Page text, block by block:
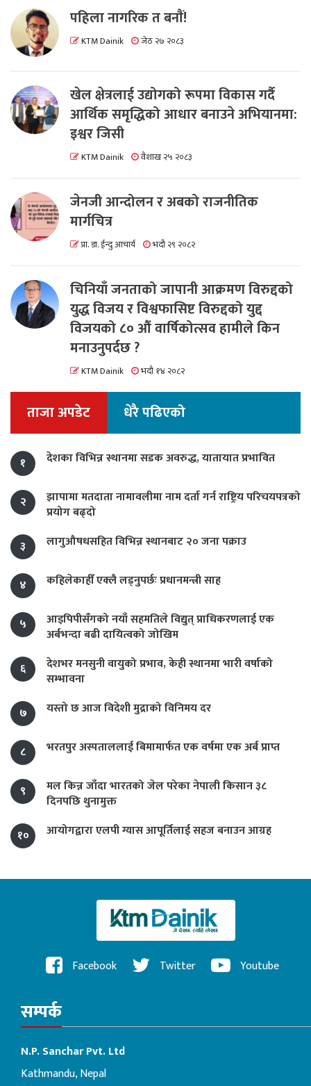
पहिला नागरिक त बनाैं!
KTM Dainik जेठ २७ २०८३
खेल क्षेत्रलाई उद्योगको रूपमा विकास गर्दै
आर्थिक समृद्धिको आधार बनाउने अभियानमा:
इश्वर जिसी
KTM Dainik वैशाख २५ २०८३
जेनजी आन्दोलन र अबको राजनीतिक
मार्गचित्र
प्रा. डा. ईन्दु आचार्य भदौ २९ २०८२
चिनियाँ जनताको जापानी आक्रमण विरुद्दको
युद्ध विजय र विश्वफासिष्ट विरुद्दको युद्द
विजयको ८० औं वार्षिकोत्सव हामीले किन
मनाउनुपर्दछ ?
KTM Dainik भदौ १४ २०८२
ताजा अपडेट धेरै पढिएको
१ देशका विभिन्न स्थानमा सडक अवरुद्ध, यातायात प्रभावित
२
झापामा मतदाता नामावलीमा नाम दर्ता गर्न राष्ट्रिय परिचयपत्रको
प्रयोग बढ्दो
३
लागुऔषधसहित विभिन्न स्थानबाट २० जना पक्राउ
४ कहिलेकाहीँ एक्लै लड्नुपर्छः प्रधानमन्त्री साह
५
आइपिपीसँगको नयाँ सहमतिले विद्युत् प्राधिकरणलाई एक
अर्बभन्दा बढी दायित्वको जोखिम
६
देशभर मनसुनी वायुको प्रभाव, केही स्थानमा भारी वर्षाको
सम्भावना
७
यस्तो छ आज विदेशी मुद्राको विनिमय दर
८ भरतपुर अस्पताललाई बिमामार्फत एक वर्षमा एक अर्ब प्राप्त
९
मल किन्न जाँदा भारतको जेल परेका नेपाली किसान ३८
दिनपछि थुनामुक्त
१०
आयोगद्वारा एलपी ग्यास आपूर्तिलाई सहज बनाउन आग्रह
Facebook Twitter Youtube
सम्पर्क
N.P. Sanchar Pvt. Ltd
Kathmandu, Nepal